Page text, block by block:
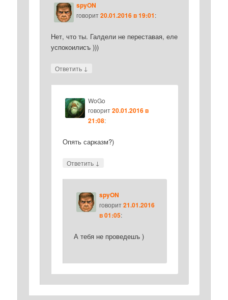
spyON
говорит 20.01.2016 в 19:01:
Нет, что ты. Галдели не переставая, еле
успокоилисъ )))
Ответить ↓
WoGo
говорит 20.01.2016 в
21:08:
Опять сарказм?)
Ответить ↓
spyON
говорит21.01.2016
в 01:05:
А тебя не проведешъ )